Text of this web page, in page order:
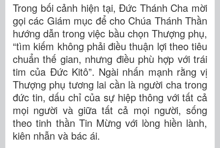
Trong bối cảnh hiện tại, Đức Thánh Cha mời
gọi các Giám mục để cho Chúa Thánh Thần
hướng dẫn trong việc bầu chọn Thượng phụ,
“tìm kiếm không phải điều thuận lợi theo tiêu
chuẩn thế gian, nhưng điều phù hợp với trái
tim của Đức Kitô”. Ngài nhấn mạnh rằng vị
Thượng phụ tương lai cần là người cha trong
đức tin, dấu chỉ của sự hiệp thông với tất cả
mọi người và giữa tất cả mọi người, sống
theo tinh thần Tin Mừng với lòng hiền lành,
kiên nhẫn và bác ái.